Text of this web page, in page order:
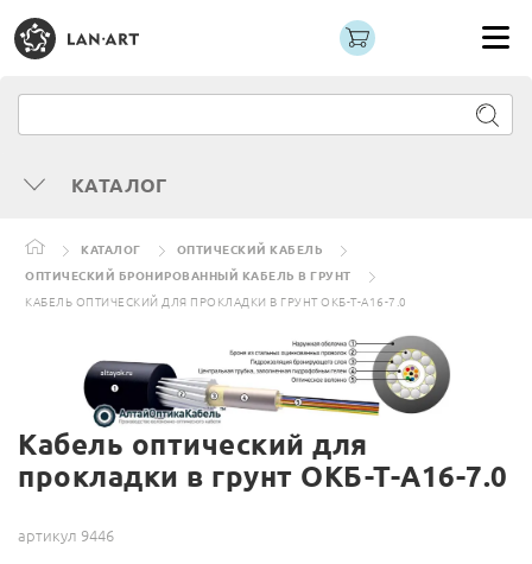
КАТАЛОГ
КАТАЛОГ
ОПТИЧЕСКИЙ КАБЕЛЬ
ОПТИЧЕСКИЙ БРОНИРОВАННЫЙ КАБЕЛЬ В ГРУНТ
КАБЕЛЬ ОПТИЧЕСКИЙ ДЛЯ ПРОКЛАДКИ В ГРУНТ ОКБ-Т-А16-7.0
Кабель оптический для
прокладки в грунт ОКБ-Т-А16-7.0
артикул 9446